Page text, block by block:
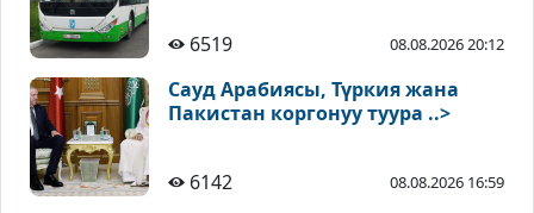
6519 08.08.2026 20:12
Сауд Арабиясы, Түркия жана
Пакистан коргонуу туура ..>
6142 08.08.2026 16:59